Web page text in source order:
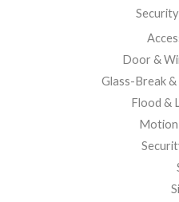
Door &
Glass-Break
Flood &